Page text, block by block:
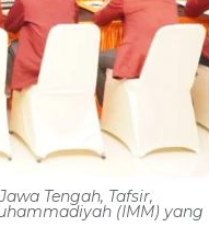
Tengah, Tafsir,
(IMM) yang